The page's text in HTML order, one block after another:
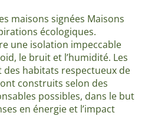
maisons signées Maisons
écologiques.
une isolation impeccable
le bruit et l’humidité. Les
habitats respectueux de
construits selon des
possibles, dans le but
en énergie et l’impact